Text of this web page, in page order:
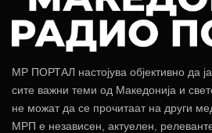
МР ПОРТАЛ настојува објективно да
сите важни теми од Македонија и
не можат да се прочитаат на други
МРП е независен, актуелен,